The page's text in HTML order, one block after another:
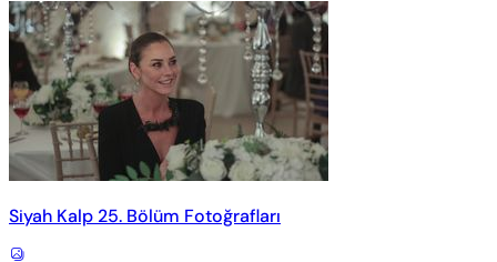
Siyah Kalp 25. Bölüm Fotoğrafları